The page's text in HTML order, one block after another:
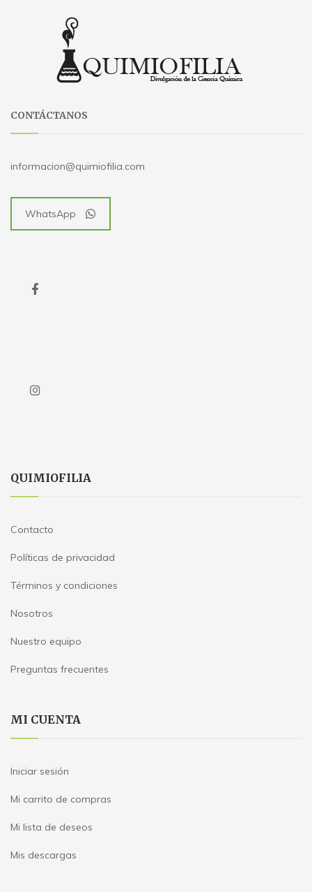
CONTÁCTANOS
informacion@quimiofilia.com
WhatsApp
QUIMIOFILIA
Contacto
Políticas de privacidad
Términos y condiciones
Nosotros
Nuestro equipo
Preguntas frecuentes
MI CUENTA
Iniciar sesión
Mi carrito de compras
Mi lista de deseos
Mis descargas